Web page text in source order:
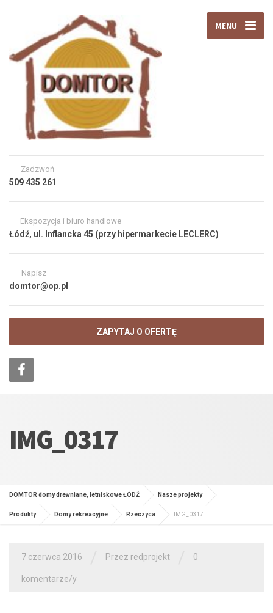
MENU
Zadzwoń
509 435 261
Ekspozycja i biuro handlowe
Łódź, ul. Inflancka 45 (przy hipermarkecie LECLERC)
Napisz
domtor@op.pl
ZAPYTAJ O OFERTĘ
IMG_0317
DOMTOR domy drewniane, letniskowe ŁÓDŹ Nasze projekty
Produkty Domy rekreacyjne Rzeczyca IMG_0317
7 czerwca 2016 Przez redprojekt 0
komentarze/y